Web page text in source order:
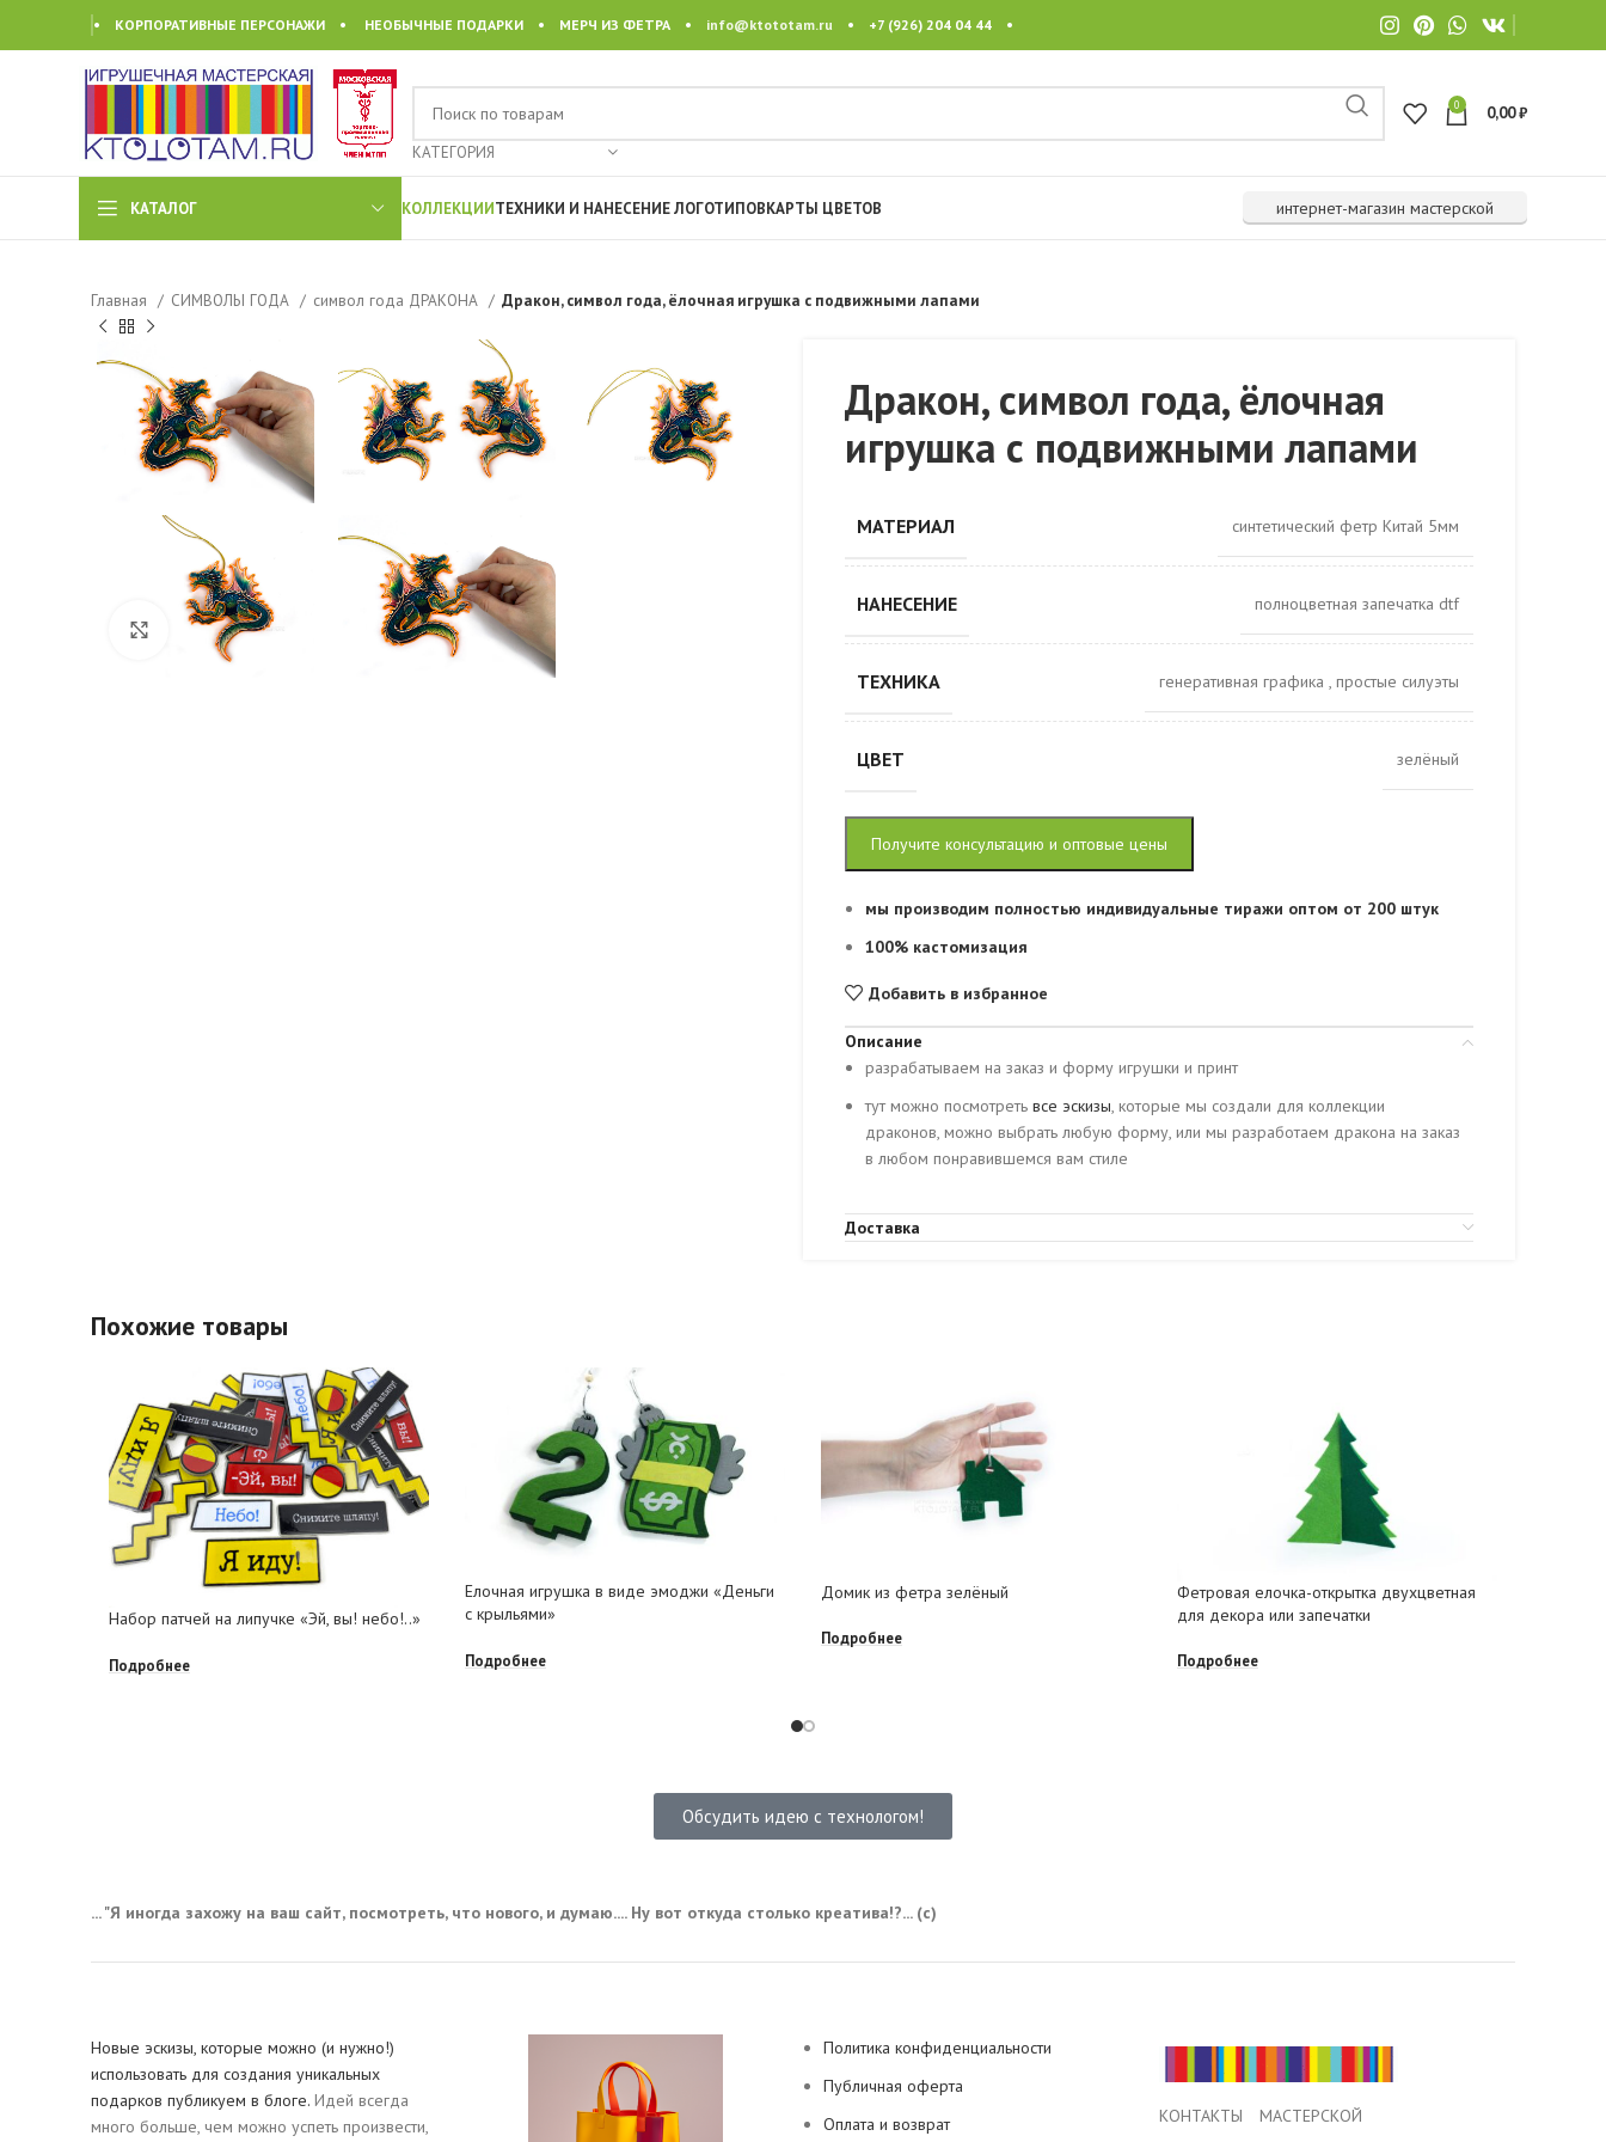
• КОРПОРАТИВНЫЕ ПЕРСОНАЖИ • НЕОБЫЧНЫЕ ПОДАРКИ • МЕРЧ ИЗ ФЕТРА • info@ktototam.ru • +7 (926) 204 04 44 •
КАТЕГОРИЯ
0 0,00₽
КАТАЛОГ КОЛЛЕКЦИИТЕХНИКИ И НАНЕСЕНИЕ ЛОГОТИПОВКАРТЫ ЦВЕТОВ интернет-магазин мастерской
Главная СИМВОЛЫ ГОДА символ года ДРАКОНА Дракон, символ года, ёлочная игрушка с подвижными лапами
Click to enlarge
Дракон, символ года, ёлочная
игрушка с подвижными лапами
МАТЕРИАЛ синтетический фетр Китай 5мм
НАНЕСЕНИЕ полноцветная запечатка dtf
ТЕХНИКА генеративная графика , простые силуэты
ЦВЕТ зелёный
Получите консультацию и оптовые цены
мы производим полностью индивидуальные тиражи оптом от 200 штук
100% кастомизация
Добавить в избранное
Описание
разрабатываем на заказ и форму игрушки и принт
тут можно посмотреть все эскизы, которые мы создали для коллекции
драконов, можно выбрать любую форму, или мы разработаем дракона на заказ
в любом понравившемся вам стиле
Доставка
Похожие товары
Набор патчей на липучке «Эй, вы! небо!..»
Подробнее
Елочная игрушка в виде эмоджи «Деньги
с крыльями»
Подробнее
Домик из фетра зелёный
Подробнее
Фетровая елочка-открытка двухцветная
для декора или запечатки
Подробнее
Обсудить идею с технологом!
... "Я иногда захожу на ваш сайт, посмотреть, что нового, и думаю.... Ну вот откуда столько креатива!?... (с)
Новые эскизы, которые можно (и нужно!)
использовать для создания уникальных
подарков публикуем в блоге. Идей всегда
много больше, чем можно успеть произвести,
Политика конфиденциальности
Публичная оферта
Оплата и возврат
КОНТАКТЫ МАСТЕРСКОЙ